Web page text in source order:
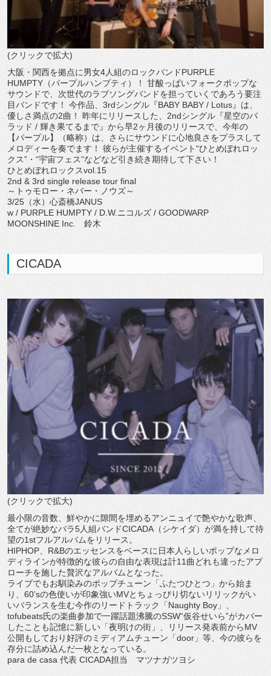
(クリックで拡大)
大阪・関西を拠点に男女4人組のロックバンドPURPLE
HUMPTY（パープルハンプティ）！ 甘酸っぱいフォークポップな
サウンドで、次世代のラブソングバンドを担っていくであろう要注
目バンドです！ 今作品、3rdシングル『BABY BABY / Lotus』は、
優しさ満点の2曲！ 昨年にリリースした、2ndシングル『星空のバ
ラッド / 輝き果てるまで』から早2ヶ月後のリリースで、今年の
【パープル】（略称）は、さらにサウンドに心地良さをプラスして
メロディーを奏でます！ 彼らが主催するイベント“ひとめぼれロッ
クス”・“宇宙フェス”などなど引き続き期待して下さい！
ひとめぼれロックスvol.15
2nd & 3rd single release tour final
～トゥモロー・ネバー・ノウズ～
3/25（水）心斎橋JANUS
w / PURPLE HUMPTY / D.W.ニコルズ / GOODWARP
MOONSHINE Inc. 鈴木
CICADA
(クリックで拡大)
最小限の音数、鮮やかに隙間を埋めるアンニュイで艶やかな歌声、
全てが絶妙なバラ5人組バンドCICADA（シケイダ）が満を持して待
望の1stフルアルバムをリリース。
HIPHOP、R&Bのエッセンスをベースに日本人らしいポップなメロ
ディラインが特徴的な彼らの自由な表現は計11曲どれも違ったアプ
ローチを施した贅沢なアルバムとなった。
ライブでもお馴染みのポップチューン「ふたつひとつ」から始ま
り、60’sの色使いが印象強いMVとちょっぴり切ないリリックがい
いバランスを生む今作のリードトラック「Naughty Boy」、
tofubeats氏の楽曲参加で一躍話題沸騰のSSW“仮谷せいら”がカバー
したことも記憶に新しい「夜明けの街」、リリース発表前からMV
公開もしており好評のミディアムチューン「door」等、今の彼らを
存分に詰め込んだ一枚となっている。
para de casa 代表 CICADA担当 マツナガツヨシ